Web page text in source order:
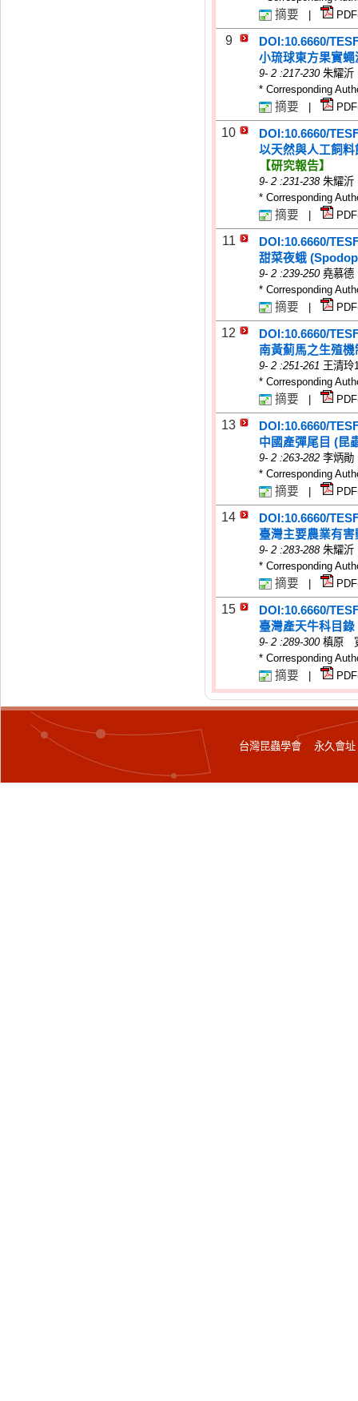
摘要
9
DOI:10.6660/
小琉球東方果實
9- 2 :217-230 朱耀沂
* Corresponding
摘要
10
DOI:10.6660/
以天然與人工飼
【研究報告】
9- 2 :231-238 朱耀沂
* Corresponding
摘要
11
DOI:10.6660/
甜菜夜蛾
9- 2 :239-250 堯慕德
* Corresponding
摘要
12
DOI:10.6660/
南黃薊馬之生殖
9- 2 :251-261 王清玲
* Corresponding
摘要
13
DOI:10.6660/
中國產彈尾目 (昆
9- 2 :263-282 李炳勛
* Corresponding
摘要
14
DOI:10.6660/
臺灣主要農業有
9- 2 :283-288 朱耀沂
* Corresponding
摘要
15
DOI:10.6660/
臺灣產天牛科目
9- 2 :289-300 槙原
* Corresponding
摘要
台灣昆蟲學會 永久會址